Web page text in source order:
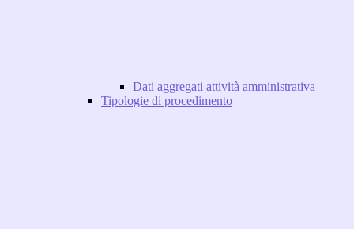
Dati aggregati attività amministrativa
Tipologie di procedimento